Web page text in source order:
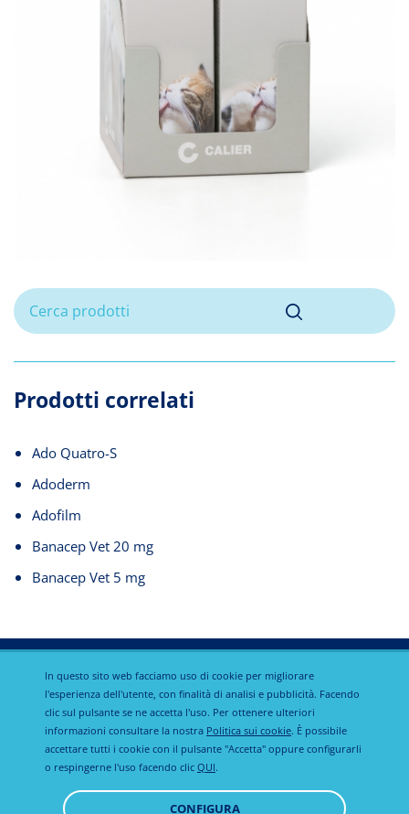
Prodotti correlati
Ado Quatro-S
Adoderm
Adofilm
Banacep Vet 20 mg
Banacep Vet 5 mg
Calier Global Avviso legale
Informativa
sulla privacy
Politica sui
In questo sito web facciamo uso di cookie per migliorare
l'esperienza dell'utente, con finalità di analisi e pubblicità. Facendo
clic sul pulsante se ne accetta l'uso. Per ottenere ulteriori
informazioni consultare la nostra Politica sui cookie. È possibile
accettare tutti i cookie con il pulsante "Accetta" oppure configurarli
o respingerne l'uso facendo clic QUI.
CONFIGURA